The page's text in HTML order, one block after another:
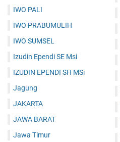
IWO PALI
IWO PRABUMULIH
IWO SUMSEL
Izudin Ependi SE Msi
IZUDIN EPENDI SH MSi
Jagung
JAKARTA
JAWA BARAT
Jawa Timur